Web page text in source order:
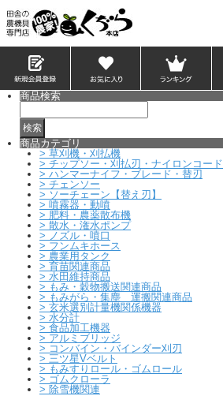
商品検索
商品カテゴリ
> 草刈機・刈払機
> チップソー・刈払刃・ナイロンコード
> ハンマーナイフ・ブレード・替刃
> チェンソー
> ソーチェーン【替え刃】
> 噴霧器・動噴
> 肥料・農薬散布機
> 散水・潅水ポンプ
> ノズル・噴口
> フンムキホース
> 農業用タンク
> 育苗関連商品
> 水田維持商品
> もみ・穀物搬送関連商品
> もみがら・集塵 運搬関連商品
> 玄米選別計量機関係機器
> 水分計
> 食品加工機器
> アルミブリッジ
> コンバイン・バインダー刈刃
> 三ツ星Vベルト
> もみすりロール・ゴムロール
> ゴムクローラ
> 除雪機関連